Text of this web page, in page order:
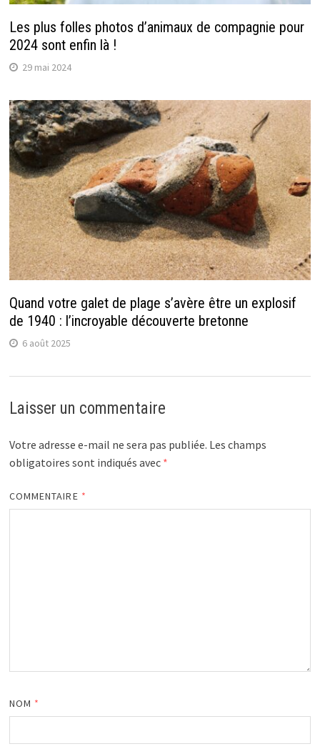
Les plus folles photos d’animaux de compagnie pour
2024 sont enfin là !
29 mai 2024
Quand votre galet de plage s’avère être un explosif
de 1940 : l’incroyable découverte bretonne
6 août 2025
Laisser un commentaire
Votre adresse e-mail ne sera pas publiée. Les champs
obligatoires sont indiqués avec *
COMMENTAIRE *
NOM *